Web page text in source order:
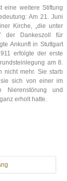
eine weitere Stiftung
Am 21. Juni
Kirche, „die unter
der Dankeszoll für
Ankunft in Stuttgart
erfolgte der erste
am 8.
nicht mehr. Sie starb
sich von einer im
Nierenstörung und
erholt hatte.